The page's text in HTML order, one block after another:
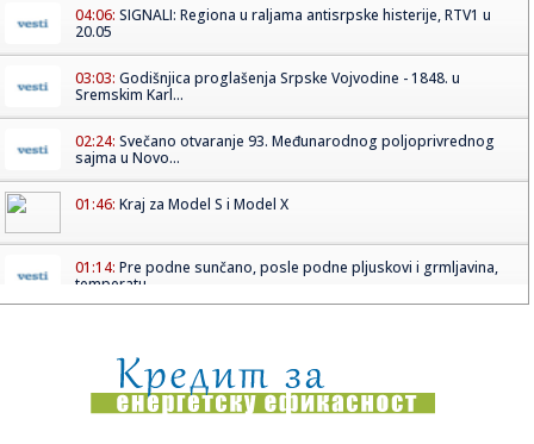
04:06: SIGNALI: Regiona u raljama antisrpske histerije, RTV1 u
20.05
03:03: Godišnjica proglašenja Srpske Vojvodine - 1848. u
Sremskim Karl...
02:24: Svečano otvaranje 93. Međunarodnog poljoprivrednog
sajma u Novo...
01:46: Kraj za Model S i Model X
01:14: Pre podne sunčano, posle podne pljuskovi i grmljavina,
temperatu...
00:55:Železnice Srbije: Vozovi ponovo idu 200 kilometara na sat